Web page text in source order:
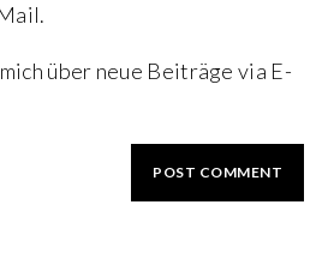
über neue Beiträge via E-